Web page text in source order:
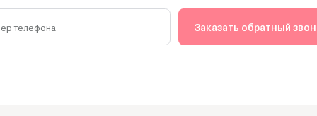
телефона Заказать обратный